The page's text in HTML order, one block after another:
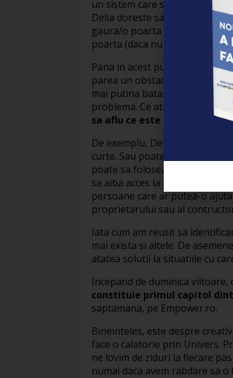
un sistem care sa o poata
Delia doreste sa intre „prin”
gaura/o poarta in gard. In
poarta (daca nu o are o putem
Pana in acest punct, cred ca
parea un obstacol de
mai putina bataie de cap. Asa
problema. Ce ati spune daca
sa aflu ce este in curte?”
De exemplu, Delia poate gasi
curte. Sau poate sa „trimita”
poate sa foloseasca un
sa aiba acces la imagini luate
persoane care ar putea-o
proprietarului sau al
Iata cum am reusit sa
mai exista si altele. De
atatea solutii la situatiile cu
Incepand de duminica
constituie primul capitol
saptamana, pe Empower.ro.
Bineinteles, este despre
face o calatorie prin Univers.
ne lovim de ziduri la fiecare
numai daca avem rabdare sa o